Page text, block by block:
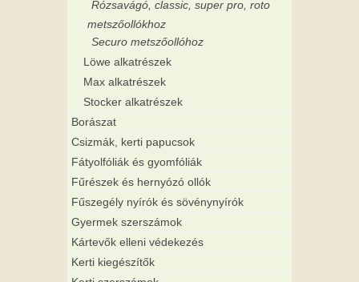
Rózsavágó, classic, super pro, roto
metszőollókhoz
Securo metszőollóhoz
Löwe alkatrészek
Max alkatrészek
Stocker alkatrészek
Borászat
Csizmák, kerti papucsok
Fátyolfóliák és gyomfóliák
Fűrészek és hernyózó ollók
Fűszegély nyírók és sövénynyírók
Gyermek szerszámok
Kártevők elleni védekezés
Kerti kiegészítők